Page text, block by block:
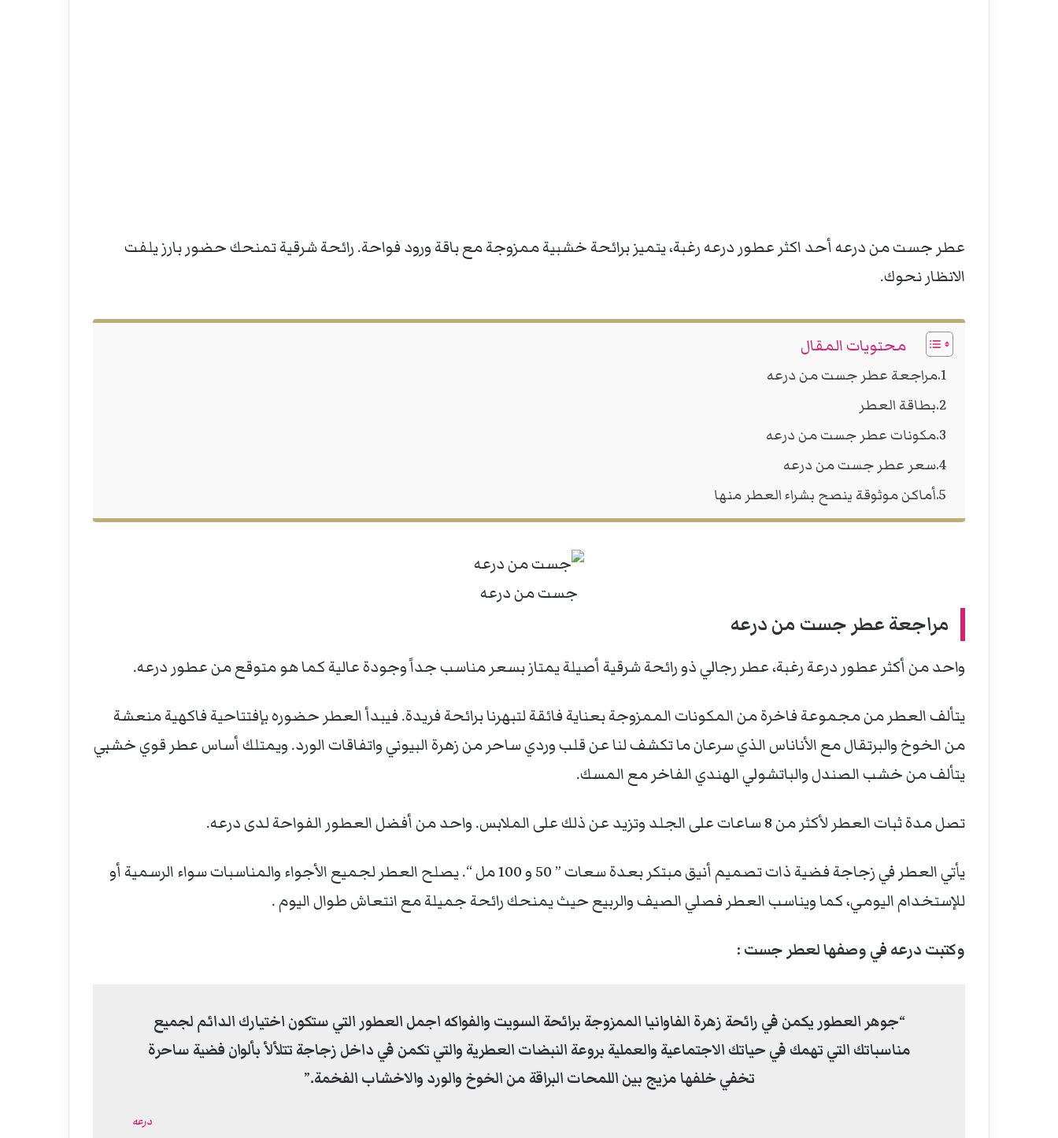
عطر جست من درعه أحد اكثر عطور درعه رغبة، يتميز برائحة خشبية ممزوجة مع باقة ورود فواحة. رائحة شرقية تمنحك حضور بارز يلفت
الانظار نحوك.
محتويات المقال
مراجعة عطر جست من درعه
بطاقة العطر
مكونات عطر جست من درعه
سعر عطر جست من درعه
أماكن موثوقة ينصح بشراء العطر منها
جست من درعه
مراجعة عطر جست من درعه
واحد من أكثر عطور درعة رغبة، عطر رجالي ذو رائحة شرقية أصيلة يمتاز بسعر مناسب جداً وجودة عالية كما هو متوقع من عطور درعه.
يتألف العطر من مجموعة فاخرة من المكونات الممزوجة بعناية فائقة لتبهرنا برائحة فريدة. فيبدأ العطر حضوره بإفتتاحية فاكهية منعشة
من الخوخ والبرتقال مع الأناناس الذي سرعان ما تكشف لنا عن قلب وردي ساحر من زهرة البيوني واتفاقات الورد. ويمتلك أساس عطر قوي خشبي
يتألف من خشب الصندل والباتشولي الهندي الفاخر مع المسك.
تصل مدة ثبات العطر لأكثر من 8 ساعات على الجلد وتزيد عن ذلك على الملابس. واحد من أفضل العطور الفواحة لدى درعه.
يأتي العطر في زجاجة فضية ذات تصميم أنيق مبتكر بعدة سعات ” 50 و 100 مل “. يصلح العطر لجميع الأجواء والمناسبات سواء الرسمية أو
للإستخدام اليومي، كما ويناسب العطر فصلي الصيف والربيع حيث يمنحك رائحة جميلة مع انتعاش طوال اليوم .
وكتبت درعه في وصفها لعطر جست :
“جوهر العطور يكمن في رائحة زهرة الفاوانيا الممزوجة برائحة السويت والفواكه اجمل العطور التي ستكون اختيارك الدائم لجميع
مناسباتك التي تهمك في حياتك الاجتماعية والعملية بروعة النبضات العطرية والتي تكمن في داخل زجاجة تتلألأ بألوان فضية ساحرة
تخفي خلفها مزيج بين اللمحات البراقة من الخوخ والورد والاخشاب الفخمة.”
درعه